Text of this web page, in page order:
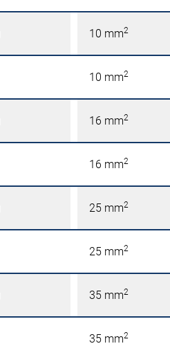
10 mm2
10 mm2
16 mm2
16 mm2
25 mm2
25 mm2
35 mm2
35 mm2